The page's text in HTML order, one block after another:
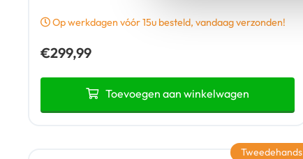
Op werkdagen vóór 15u besteld, vandaag verzonden!
€299,99
Toevoegen aan winkelwagen
Tweedehands